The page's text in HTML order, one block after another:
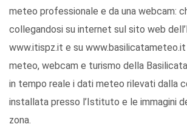
meteo professionale e da una webcam:
collegandosi su internet sul sito web
www.itispz.it e su
meteo, webcam e turismo della
in tempo reale i dati meteo rilevati dalla
installata presso l’Istituto e le immagini
zona.